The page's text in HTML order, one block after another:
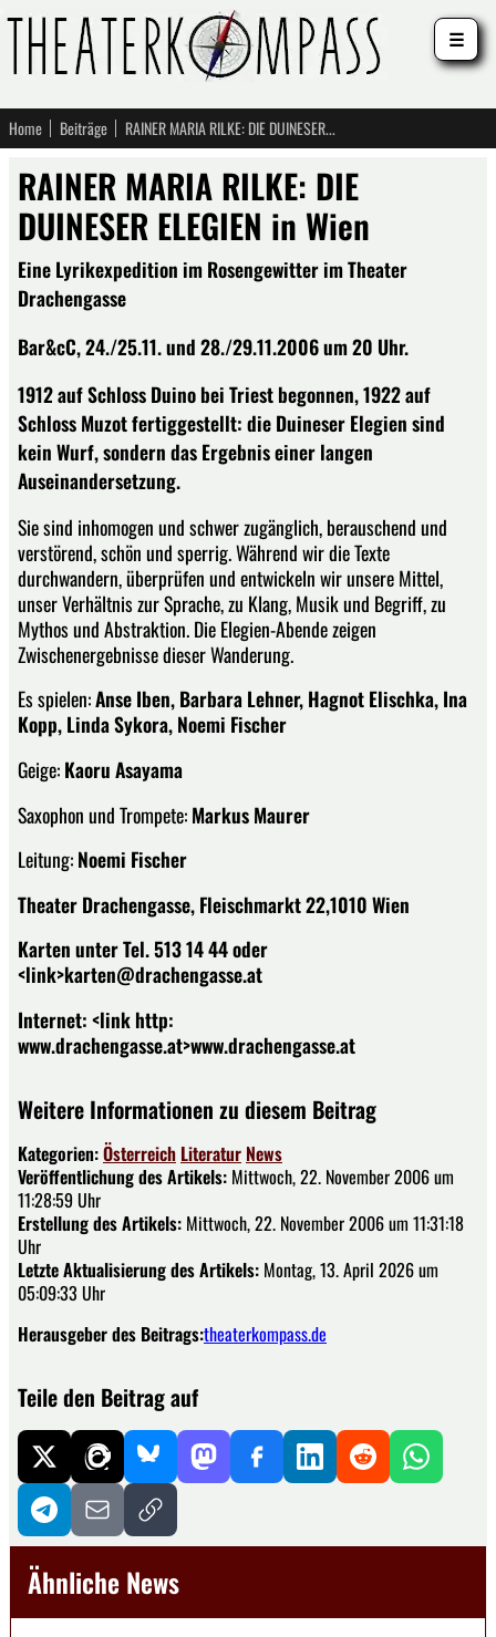
Home Beiträge RAINER MARIA RILKE: DIE DUINESER ELEGIEN in Wien
RAINER MARIA RILKE: DIE
DUINESER ELEGIEN in Wien
Eine Lyrikexpedition im Rosengewitter im Theater
Drachengasse
Bar&cC, 24./25.11. und 28./29.11.2006 um 20 Uhr.
1912 auf Schloss Duino bei Triest begonnen, 1922 auf
Schloss Muzot fertiggestellt: die Duineser Elegien sind
kein Wurf, sondern das Ergebnis einer langen
Auseinandersetzung.
Sie sind inhomogen und schwer zugänglich, berauschend und
verstörend, schön und sperrig. Während wir die Texte
durchwandern, überprüfen und entwickeln wir unsere Mittel,
unser Verhältnis zur Sprache, zu Klang, Musik und Begriff, zu
Mythos und Abstraktion. Die Elegien-Abende zeigen
Zwischenergebnisse dieser Wanderung.
Es spielen:Anse Iben, Barbara Lehner, Hagnot Elischka, Ina
Kopp, Linda Sykora, Noemi Fischer
Geige:Kaoru Asayama
Saxophon und Trompete:Markus Maurer
Leitung:Noemi Fischer
Theater Drachengasse, Fleischmarkt 22,1010 Wien
Karten unter Tel. 513 14 44 oder
<link>karten@drachengasse.at
Internet: <link http:
www.drachengasse.at>www.drachengasse.at
Weitere Informationen zu diesem Beitrag
Kategorien:Österreich Literatur News
Veröffentlichung des Artikels: Mittwoch, 22. November 2006 um
11:28:59 Uhr
Erstellung des Artikels: Mittwoch, 22. November 2006 um 11:31:18
Uhr
Letzte Aktualisierung des Artikels: Montag, 13. April 2026 um
05:09:33 Uhr
Herausgeber des Beitrags:theaterkompass.de
Teile den Beitrag auf
Ähnliche News
☰